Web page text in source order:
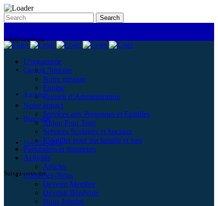
info@chorra.ca
Carrière
À propos
Bénévolat
514-351-1213
Suivez-nous sur
L’organisme
L’histoire
Notre mission
Équipe
Conseil d’Administration
Notre impact
Services aux Personnes et Familles
Anjou Pour Tous
Services Scolaires et Sociaux
S’outiller pour ma famille et moi
Partenaires et donateurs
Activités
Articles
Contactez-Nous
Devenir Membre
Devenir Bénévole
Nous Joindre